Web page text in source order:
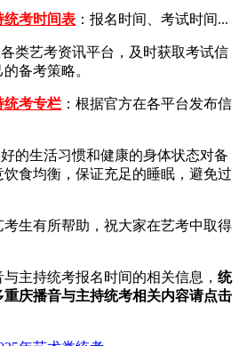
统考时间表 ：报名时间、考试时间...
类艺考资讯平台，及时获取考试信
备考策略。
统考专栏 ：根据官方在各平台发布信
的生活习惯和健康的身体状态对备
食均衡，保证充足的睡眠，避免过
生有所帮助，祝大家在艺考中取得
主持统考报名时间的相关信息， 统
庆播音与主持统考相关内容请点击